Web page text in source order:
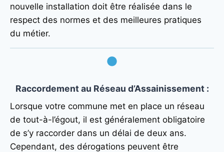
nouvelle installation doit être réalisée dans le
respect des normes et des meilleures pratiques
du métier.
Raccordement au Réseau d’Assainissement:
Lorsque votre commune met en place un réseau
de tout-à-l’égout, il est généralement obligatoire
de s’y raccorder dans un délai de deux ans.
Cependant, des dérogations peuvent être